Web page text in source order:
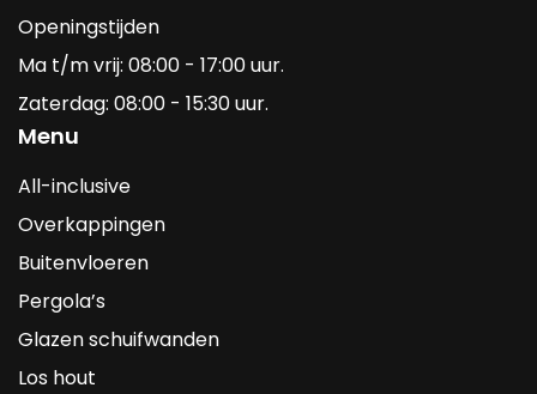
Openingstijden
Ma t/m vrij: 08:00 - 17:00 uur.
Zaterdag: 08:00 - 15:30 uur.
Menu
All-inclusive
Overkappingen
Buitenvloeren
Pergola’s
Glazen schuifwanden
Los hout